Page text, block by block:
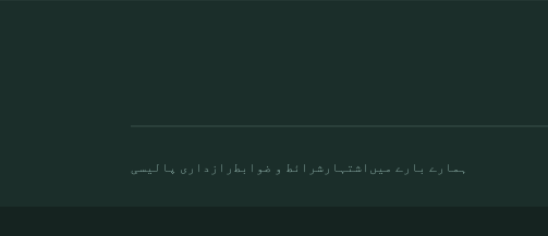
ہمارے بارے میں اشتہار شرائط و ضوابط رازداری پالیسی